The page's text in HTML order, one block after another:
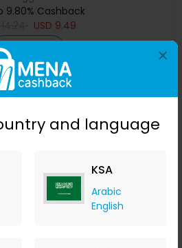
and language
KSA
Arabic
English
×
9.80% Cashback
USD 9.49
Buy Now